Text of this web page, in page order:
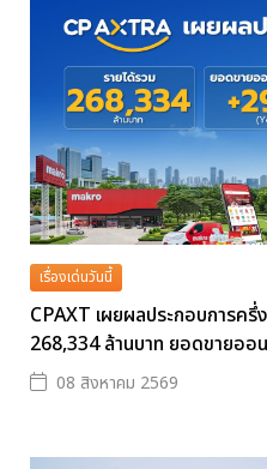
เรื่องเด่นวันนี้
CPAXT เผยผลประกอบการครึ่
268,334 ล้านบาท ยอดขายออ
08 สิงหาคม 2569